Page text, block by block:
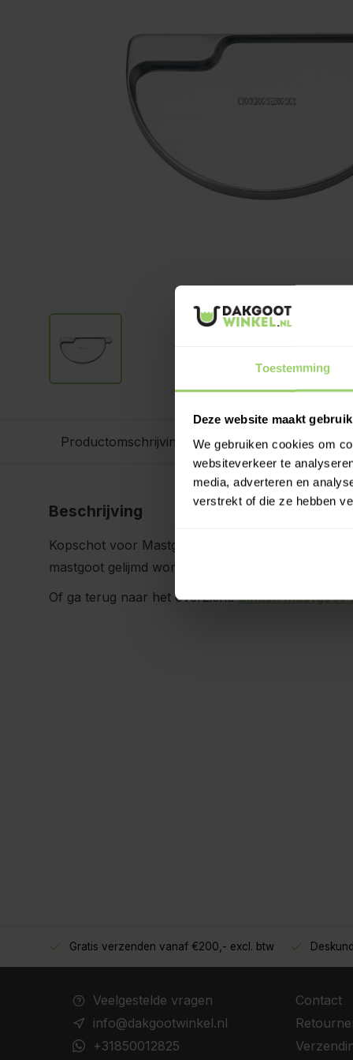
Toestemming
Deze website maakt
We gebruiken cookies om
websiteverkeer te
media, adverteren en
verstrekt of die ze hebben
Productomschrijving Specificaties
Beschrijving
Kopschot voor Mastgoot Type M280. Bij dit type
mastgoot gelijmd worden. Je hoeft dus niet te
Of ga terug naar het overzicht:Zinken Mastgoot
Gratis verzenden vanaf €200,- excl. btw
Veelgestelde vragen
info@dakgootwinkel.nl
+31850012825
Contact